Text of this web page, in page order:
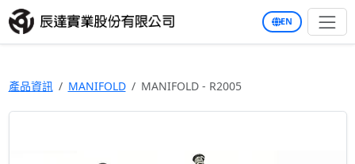
EN
產品資訊 MANIFOLD MANIFOLD - R2005